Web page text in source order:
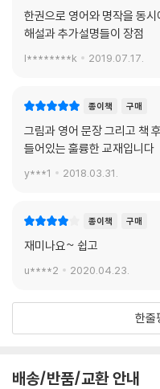
한권으로 영어와 명작을 동
해설과 추가설명들이 장점
l********k 2019.07.17.
종이책 구매
그림과 영어 문장 그리고 책
들어있는 훌륭한 교재입니다
y***1 2018.03.31.
종이책 구매
재미나요~ 쉽고
u****2 2020.04.23.
한줄
배송/반품/교환 안내